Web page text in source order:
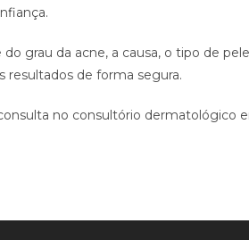
grau da acne, a causa, o tipo de
resultados de forma segura.
no consultório dermatológico